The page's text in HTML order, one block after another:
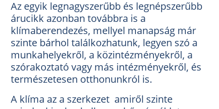
Az egyik legnagyszerűbb és legnépszerűbb
árucikk azonban továbbra is a
klímaberendezés, mellyel manapság már
szinte bárhol találkozhatunk, legyen szó a
munkahelyekről, a közintézményekről, a
szórakoztató vagy más intézményekről, és
természetesen otthonunkról is.
A klíma az a szerkezet amiről szinte